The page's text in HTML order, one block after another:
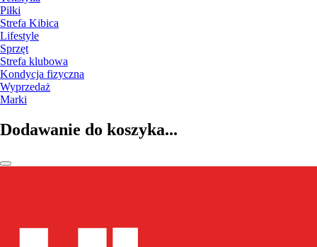
Piłki
Strefa Kibica
Lifestyle
Sprzęt
Strefa klubowa
Kondycja fizyczna
Wyprzedaż
Marki
Dodawanie do koszyka...